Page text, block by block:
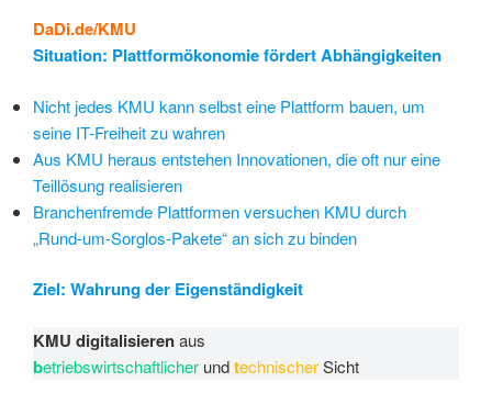
DaDi.de/KMU
Situation: Plattformökonomie fördert Abhängigkeiten
Nicht jedes KMU kann selbst eine Plattform bauen, um
seine IT-Freiheit zu wahren
Aus KMU heraus entstehen Innovationen, die oft nur eine
Teillösung realisieren
Branchenfremde Plattformen versuchen KMU durch
„Rund-um-Sorglos-Pakete“ an sich zu binden
Ziel: Wahrung der Eigenständigkeit
KMU digitalisierenaus
betriebswirtschaftlicher undtechnischerSicht